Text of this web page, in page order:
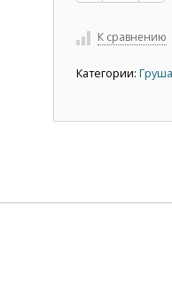
К сравнению
Категории: